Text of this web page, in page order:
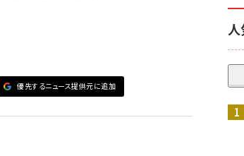
優先するニュース提供元に追加